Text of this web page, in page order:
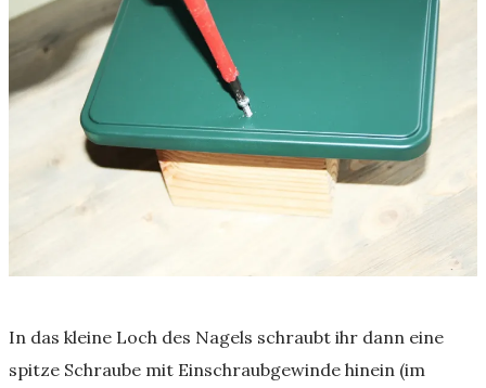
In das kleine Loch des Nagels schraubt ihr dann eine
spitze Schraube mit Einschraubgewinde hinein (im